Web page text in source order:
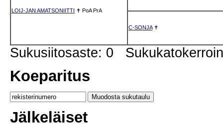
LOIJ-JAN AMATSONIITTI ✝ PoA PrA
C-SONJA✝
Sukusiitosaste: 0
Koeparitus
Jälkeläiset